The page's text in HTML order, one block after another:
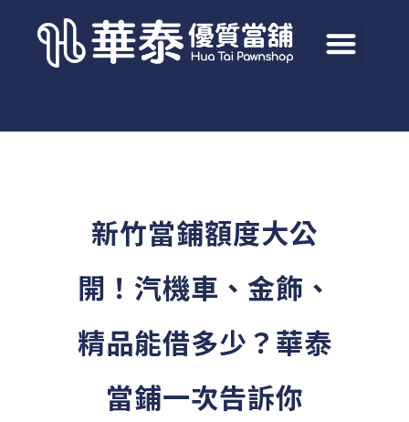
新竹當鋪額度大公
開！汽機車、金飾、
精品能借多少？華泰
當鋪一次告訴你